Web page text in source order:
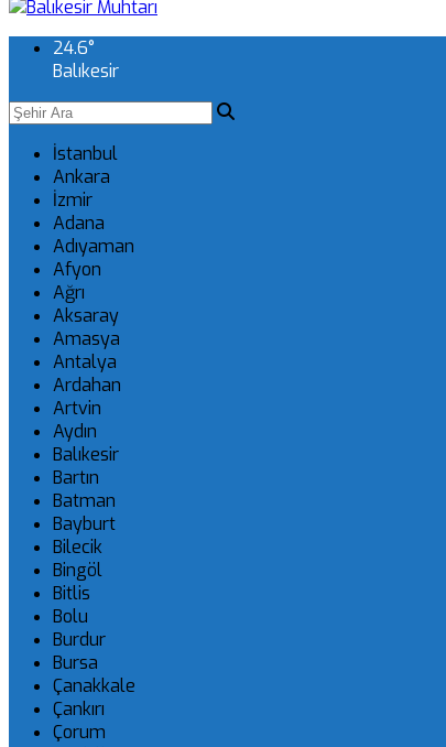
24.6°
Balıkesir
İstanbul
Ankara
İzmir
Adana
Adıyaman
Afyon
Ağrı
Aksaray
Amasya
Antalya
Ardahan
Artvin
Aydın
Balıkesir
Bartın
Batman
Bayburt
Bilecik
Bingöl
Bitlis
Bolu
Burdur
Bursa
Çanakkale
Çankırı
Çorum